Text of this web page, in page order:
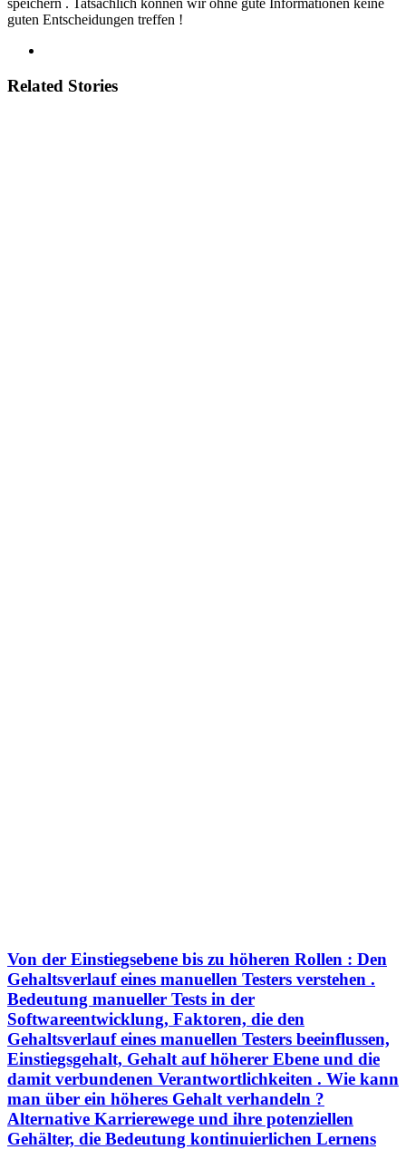
speichern . Tatsächlich können wir ohne gute Informationen keine
guten Entscheidungen treffen !
Related Stories
Von der Einstiegsebene bis zu höheren Rollen : Den
Gehaltsverlauf eines manuellen Testers verstehen .
Bedeutung manueller Tests in der
Softwareentwicklung, Faktoren, die den
Gehaltsverlauf eines manuellen Testers beeinflussen,
Einstiegsgehalt, Gehalt auf höherer Ebene und die
damit verbundenen Verantwortlichkeiten . Wie kann
man über ein höheres Gehalt verhandeln ?
Alternative Karrierewege und ihre potenziellen
Gehälter, die Bedeutung kontinuierlichen Lernens